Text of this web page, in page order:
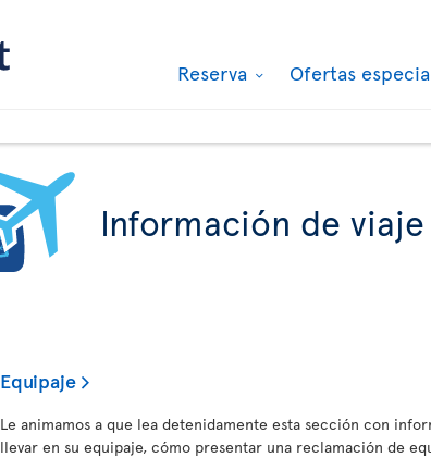
Reserva Ofertas
Información de viaje
Equipaje
Le animamos a que lea detenidamente esta sección con
llevar en su equipaje, cómo presentar una reclamación de